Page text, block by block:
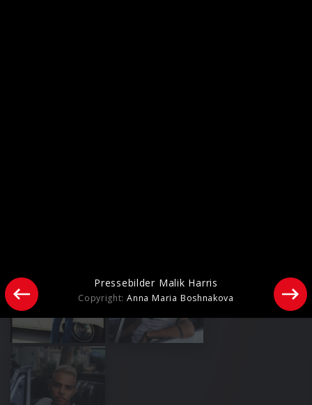
Pressebilder Malik Harris
Copyright:Anna Maria Boshnakova